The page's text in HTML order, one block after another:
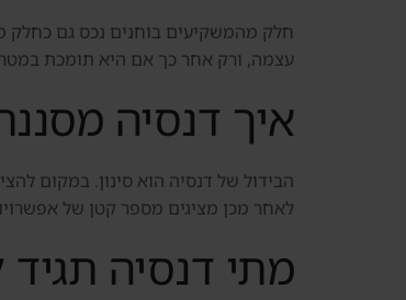
עצמה, ורק אחר כך אם היא תומכת
איך דנסיה
הבידול של דנסיה הוא סינון. במקום
לאחר מכן מציגים מספר קטן של
מתי דנסיה